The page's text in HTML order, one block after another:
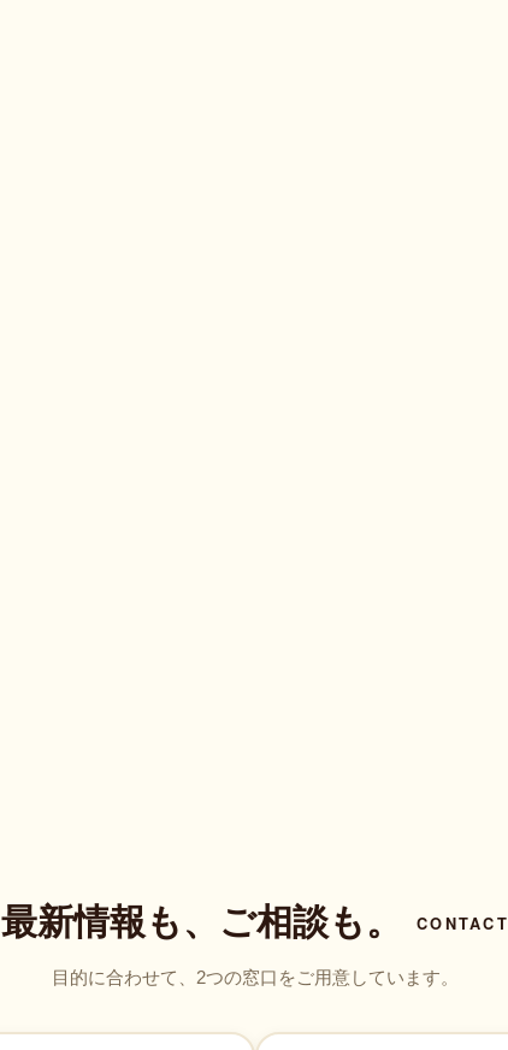
最新情報も、ご相談も。 CONTACT
目的に合わせて、2つの窓口をご用意しています。